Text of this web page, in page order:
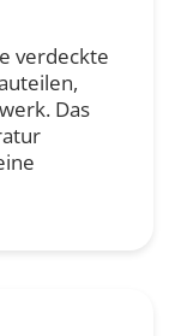
verdeckte
Das